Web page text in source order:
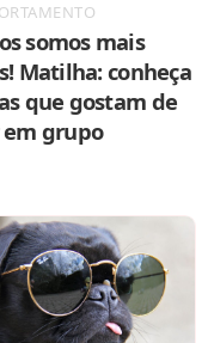
somos mais
Matilha: conheça
que gostam de
grupo